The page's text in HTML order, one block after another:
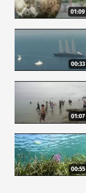
01:09
00:33
01:07
00:55